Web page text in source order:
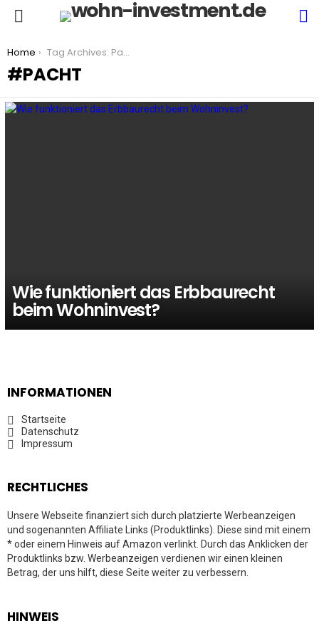
You are here:
Home Tag Archives: Pacht
PACHT
Wie funktioniert das Erbbaurecht
beim Wohninvest?
INFORMATIONEN
Startseite
Datenschutz
Impressum
RECHTLICHES
Unsere Webseite finanziert sich durch platzierte Werbeanzeigen
und sogenannten Affiliate Links (Produktlinks). Diese sind mit einem
* oder einem Hinweis auf Amazon verlinkt. Durch das Anklicken der
Produktlinks bzw. Werbeanzeigen verdienen wir einen kleinen
Betrag, der uns hilft, diese Seite weiter zu verbessern.
HINWEIS